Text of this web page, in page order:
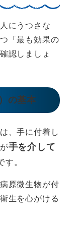
にうつさな
「最も効果の
認しましょ
の基本
、手に付着し
手を介して
す。
原微生物が付
生を心がける